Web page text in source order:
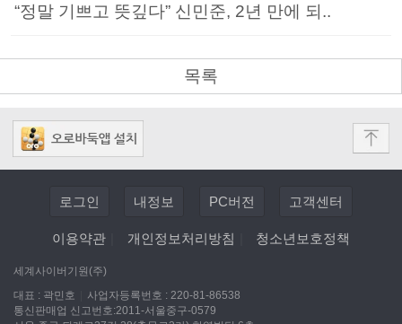
“정말 기쁘고 뜻깊다” 신민준, 2년 만에 되..
목록
로그인 내정보 PC버전 고객센터
이용약관 개인정보처리방침 청소년보호정책
세계사이버기원(주)
대표 : 곽민호
사업자등록번호 : 220-81-86538
통신판매업 신고번호:2011-서울중구-0579